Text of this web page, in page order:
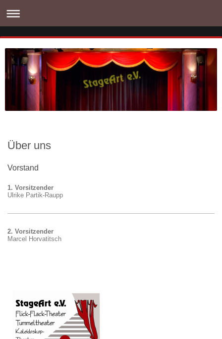
Über uns
Vorstand
1. Vorsitzender
Ulrike Partik-Raupp
2. Vorsitzender
Marcel Horvatitsch